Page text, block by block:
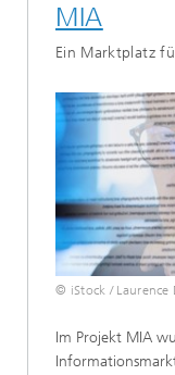
MIA
Ein Marktplatz
© iStock / Laurence
Im Projekt MIA